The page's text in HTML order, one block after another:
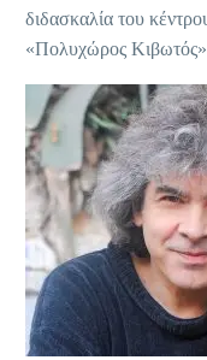
διδασκαλία του
«Πολυχώρος